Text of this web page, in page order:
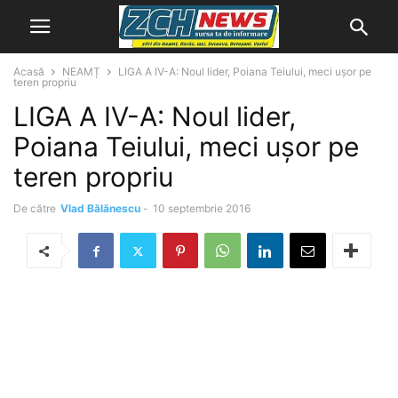
Acasă NEAMȚ
LIGA A IV-A: Noul lider, Poiana Teiului, meci uşor pe
teren propriu
LIGA A IV-A: Noul lider,
Poiana Teiului, meci uşor pe
teren propriu
De către Vlad Bălănescu - 10 septembrie 2016